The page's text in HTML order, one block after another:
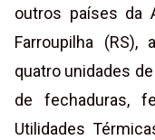
outros países da
Farroupilha (RS),
quatro unidades
de fechaduras,
Utilidades